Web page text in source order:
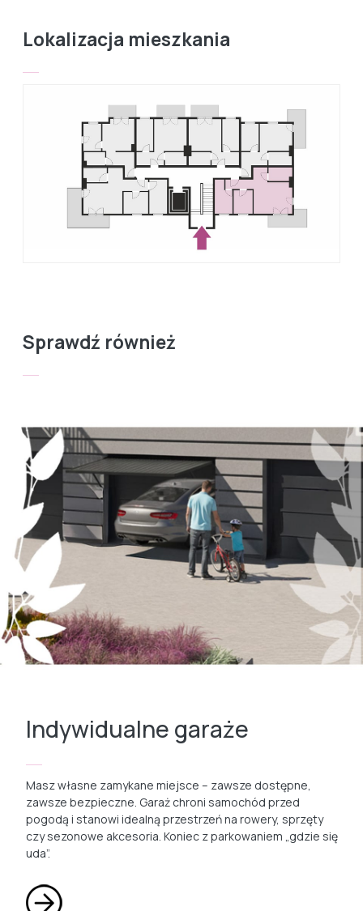
Lokalizacja mieszkania
Sprawdź również
Indywidualne garaże
Masz własne zamykane miejsce – zawsze dostępne,
zawsze bezpieczne. Garaż chroni samochód przed
pogodą i stanowi idealną przestrzeń na rowery, sprzęty
czy sezonowe akcesoria. Koniec z parkowaniem „gdzie się
uda”.